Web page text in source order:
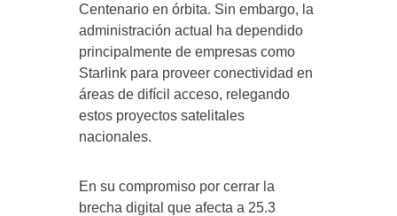
Centenario en órbita. Sin embargo, la
administración actual ha dependido
principalmente de empresas como
Starlink para proveer conectividad en
áreas de difícil acceso, relegando
estos proyectos satelitales
nacionales.
En su compromiso por cerrar la
brecha digital que afecta a 25.3